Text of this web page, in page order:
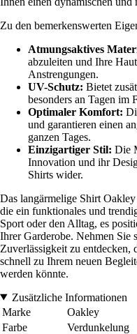
Zu den bemerkenswerten
Atmungsaktives
abzuleiten und Ihre
Anstrengungen.
UV-Schutz: Bietet
besonders an Tagen im
Optimaler Komfort:
und garantieren einen
ganzen Tages.
Einzigartiger Stil: Die
Innovation und ihr
Shirts wider.
Das langärmelige Shirt
die ein funktionales und
Sport oder den Alltag, es
Ihrer Garderobe. Nehmen Sie
Zuverlässigkeit zu entdecken,
schnell zu Ihrem neuen
werden könnte.
Zusätzliche Informationen
Marke
Oakley
Farbe
Verdunkelung